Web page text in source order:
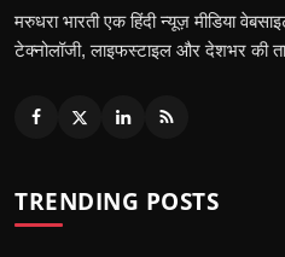
मरुधरा भारती एक हिंदी न्यूज़ मीडिया
टेक्नोलॉजी, लाइफस्टाइल और देशभर की
TRENDING POSTS